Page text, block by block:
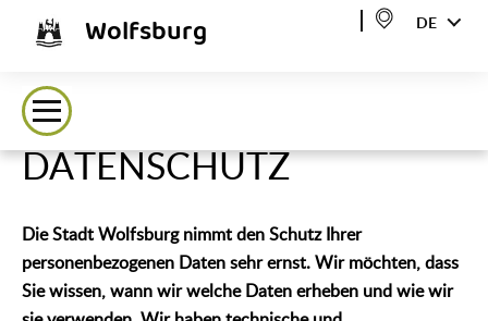
Wolfsburg DE
DATENSCHUTZ
Die Stadt Wolfsburg nimmt den Schutz Ihrer
personenbezogenen Daten sehr ernst. Wir möchten, dass
Sie wissen, wann wir welche Daten erheben und wie wir